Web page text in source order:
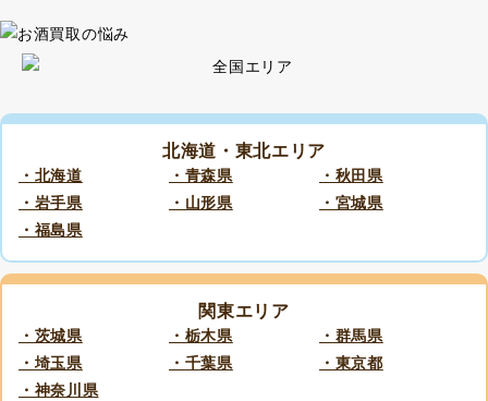
北海道・東北エリア
・北海道 ・青森県
・秋田県
・岩手県
・山形県
・宮城県
・福島県
関東エリア
・茨城県 ・栃木県
・群馬県
・埼玉県
・千葉県
・東京都
・神奈川県